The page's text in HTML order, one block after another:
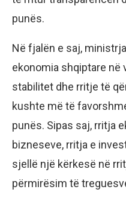
punës.
Në fjalën e saj,
ekonomia shqiptare
stabilitet dhe rritje të
kushte më të
punës. Sipas saj, rritja
bizneseve, rritja e
sjellë një kërkesë në
përmirësim të